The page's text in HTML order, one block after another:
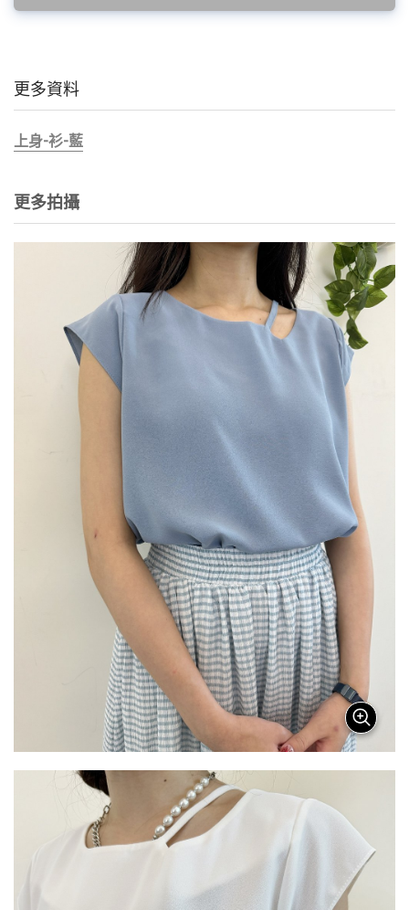
更多資料
上身-衫-藍
更多拍攝